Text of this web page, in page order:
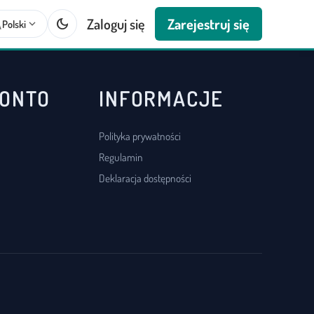
Polski expand_more dark_mode Zaloguj się Zarejestruj się
INFORMACJE
Polityka prywatności
Regulamin
Deklaracja dostępności